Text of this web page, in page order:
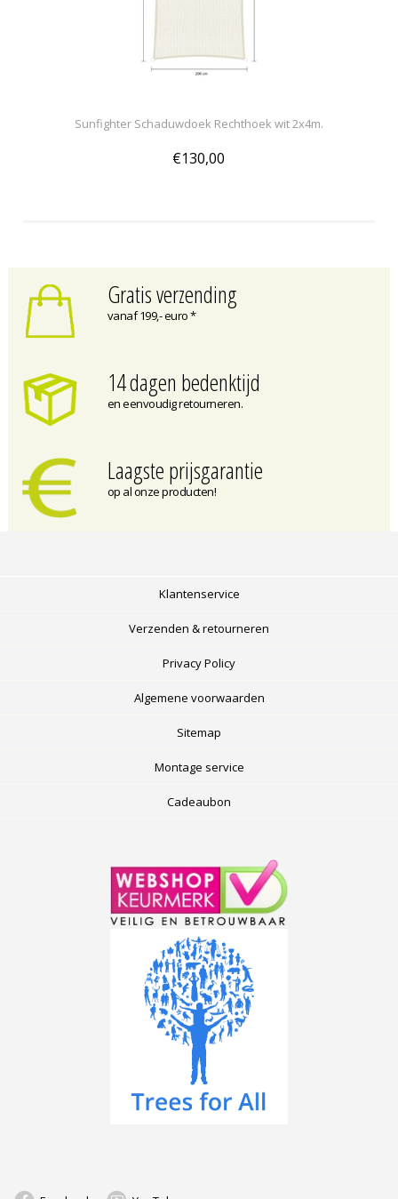
Sunfighter Schaduwdoek Rechthoek wit 2x4m.
€130,00
Gratis verzending
vanaf 199,- euro *
14 dagen bedenktijd
en eenvoudig retourneren.
Laagste prijsgarantie
op al onze producten!
Klantenservice
Verzenden & retourneren
Privacy Policy
Algemene voorwaarden
Sitemap
Montage service
Cadeaubon